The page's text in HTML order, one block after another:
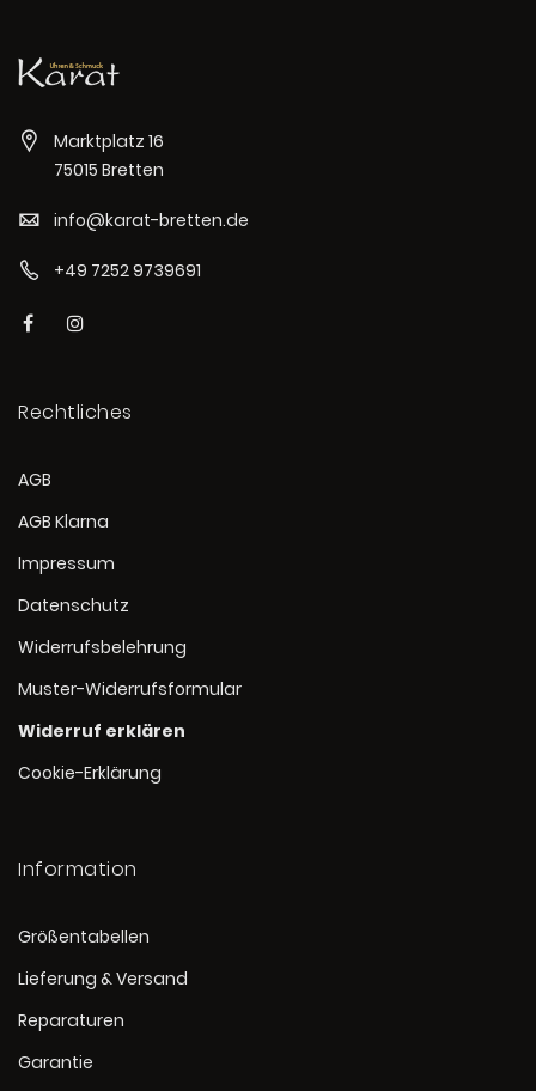
Marktplatz 16
75015 Bretten
info@karat-bretten.de
+49 7252 9739691
Rechtliches
AGB
AGB Klarna
Impressum
Datenschutz
Widerrufsbelehrung
Muster-Widerrufsformular
Widerruf erklären
Cookie-Erklärung
Information
Größentabellen
Lieferung & Versand
Reparaturen
Garantie